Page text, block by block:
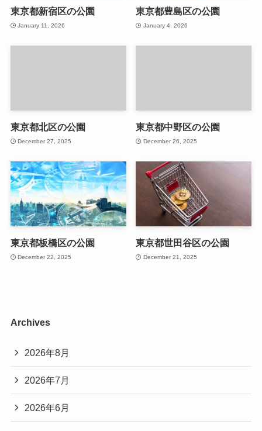
東京都新宿区の公園
January 11, 2026
東京都豊島区の公園
January 4, 2026
東京都北区の公園
December 27, 2025
東京都中野区の公園
December 26, 2025
東京都板橋区の公園
December 22, 2025
東京都世田谷区の公園
December 21, 2025
Archives
2026年8月
2026年7月
2026年6月